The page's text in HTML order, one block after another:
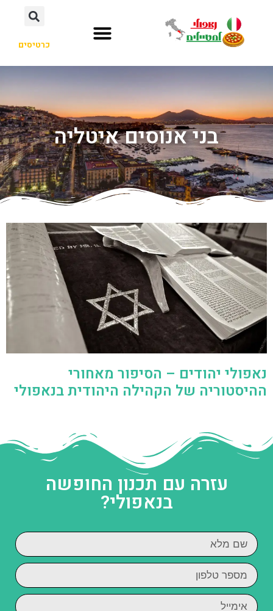
כרטיסים
בני אנוסים איטליה
נאפולי יהודים – הסיפור מאחורי
ההיסטוריה של הקהילה היהודית בנאפולי
עזרה עם תכנון החופשה
בנאפולי?